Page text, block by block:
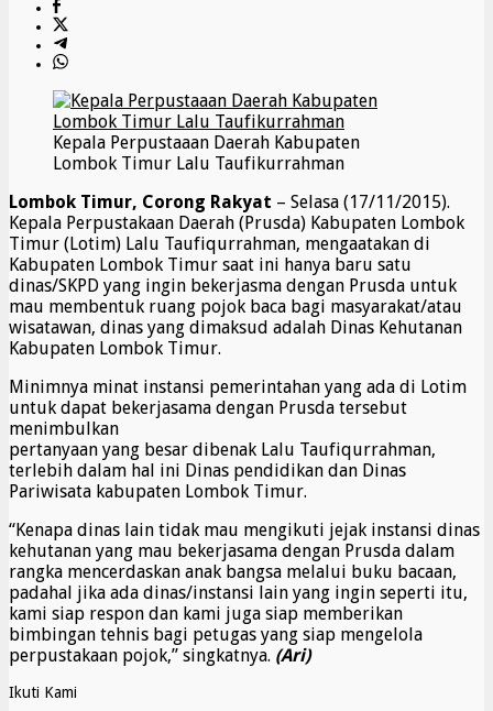
Kepala Perpustaaan Daerah Kabupaten
Lombok Timur Lalu Taufikurrahman
Lombok Timur, Corong Rakyat – Selasa (17/11/2015).
Kepala Perpustakaan Daerah (Prusda) Kabupaten Lombok
Timur (Lotim) Lalu Taufiqurrahman, mengaatakan di
Kabupaten Lombok Timur saat ini hanya baru satu
dinas/SKPD yang ingin bekerjasma dengan Prusda untuk
mau membentuk ruang pojok baca bagi masyarakat/atau
wisatawan, dinas yang dimaksud adalah Dinas Kehutanan
Kabupaten Lombok Timur.
Minimnya minat instansi pemerintahan yang ada di Lotim
untuk dapat bekerjasama dengan Prusda tersebut
menimbulkan
pertanyaan yang besar dibenak Lalu Taufiqurrahman,
terlebih dalam hal ini Dinas pendidikan dan Dinas
Pariwisata kabupaten Lombok Timur.
“Kenapa dinas lain tidak mau mengikuti jejak instansi dinas
kehutanan yang mau bekerjasama dengan Prusda dalam
rangka mencerdaskan anak bangsa melalui buku bacaan,
padahal jika ada dinas/instansi lain yang ingin seperti itu,
kami siap respon dan kami juga siap memberikan
bimbingan tehnis bagi petugas yang siap mengelola
perpustakaan pojok,” singkatnya. (Ari)
Ikuti Kami